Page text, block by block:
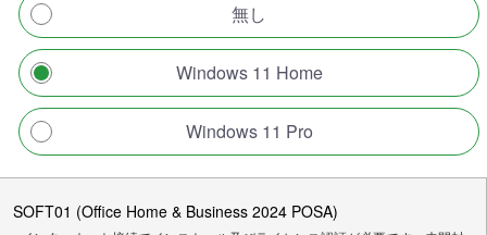
無し
Windows 11 Home
Windows 11 Pro
SOFT01 (Office Home & Business 2024 POSA)